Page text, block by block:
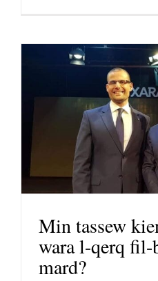
Min tassew
wara l-qerq
mard?